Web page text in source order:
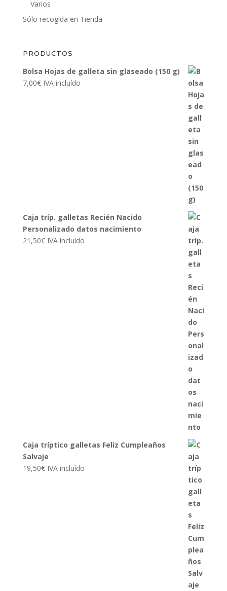
Varios
Sólo recogida en Tienda
PRODUCTOS
Bolsa Hojas de galleta sin glaseado (150 g)
7,00€ IVA incluído
Caja tríp. galletas Recién Nacido
Personalizado datos nacimiento
21,50€ IVA incluído
Caja tríptico galletas Feliz Cumpleaños
Salvaje
19,50€ IVA incluído